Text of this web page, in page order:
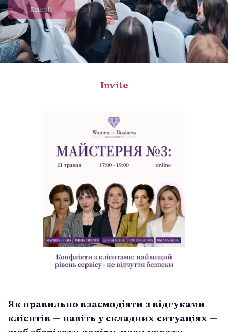
Enroll
Invite
Як правильно взаємодіяти з відгуками
клієнтів — навіть у складних ситуаціях —